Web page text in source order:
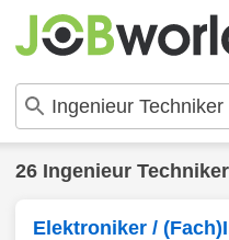
26 Ingenieur Techniker
Elektroniker /